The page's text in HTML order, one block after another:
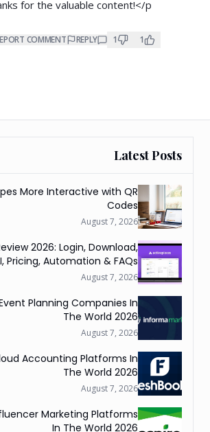
for the valuable content!</p>
1
1
REPLY
COMMENT
Latest Posts
More Interactive with QR
Codes
August 7, 2026
2026: Login, Download,
Pricing, Automation & FAQs
August 7, 2026
Planning Companies In
The World 2026
August 7, 2026
Accounting Platforms In
The World 2026
August 7, 2026
Marketing Platforms
In The World 2026